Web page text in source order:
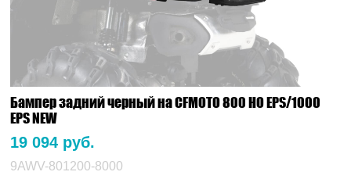
Бампер задний черный на CFMOTO 800 HO EPS/1000
EPS NEW
19 094 руб.
9AWV-801200-8000